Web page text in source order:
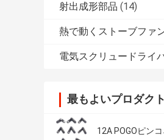
射出成形部品 (14)
熱で動くストーブファ
電気スクリュードライ
最もよいプロダクト
12A POGOピン